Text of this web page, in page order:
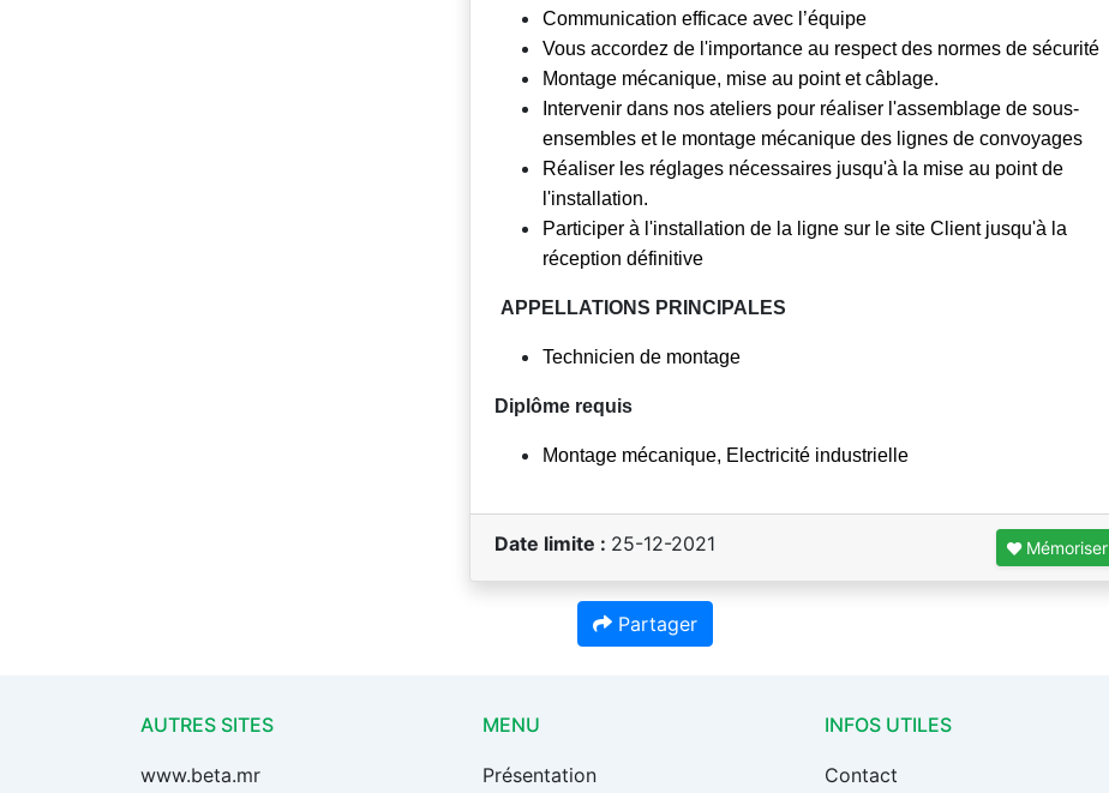
Communication efficace avec l’équipe
Vous accordez de l'importance au respect des normes de sécurité
Montage mécanique, mise au point et câblage.
Intervenir dans nos ateliers pour réaliser l'assemblage de sous-
ensembles et le montage mécanique des lignes de convoyages
Réaliser les réglages nécessaires jusqu'à la mise au point de
l'installation.
Participer à l'installation de la ligne sur le site Client jusqu'à la
réception définitive
APPELLATIONS PRINCIPALES
Technicien de montage
Diplôme requis
Montage mécanique, Electricité industrielle
Date limite : 25-12-2021 Mémoriser
Partager
AUTRES SITES
www.beta.mr
MENU
Présentation
INFOS UTILES
Contact